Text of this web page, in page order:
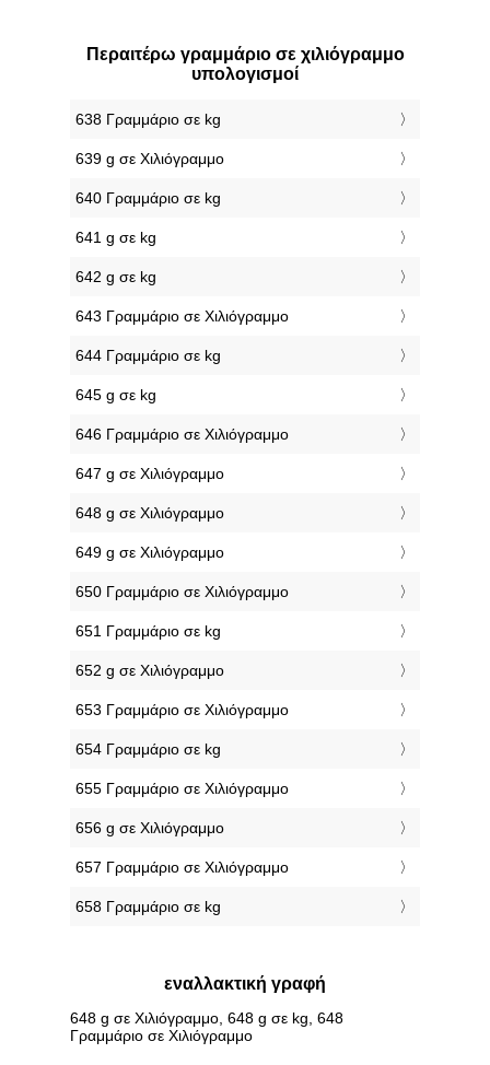
Περαιτέρω γραμμάριο σε χιλιόγραμμο
υπολογισμοί
638 Γραμμάριο σε kg
639 g σε Χιλιόγραμμο
640 Γραμμάριο σε kg
641 g σε kg
642 g σε kg
643 Γραμμάριο σε Χιλιόγραμμο
644 Γραμμάριο σε kg
645 g σε kg
646 Γραμμάριο σε Χιλιόγραμμο
647 g σε Χιλιόγραμμο
648 g σε Χιλιόγραμμο
649 g σε Χιλιόγραμμο
650 Γραμμάριο σε Χιλιόγραμμο
651 Γραμμάριο σε kg
652 g σε Χιλιόγραμμο
653 Γραμμάριο σε Χιλιόγραμμο
654 Γραμμάριο σε kg
655 Γραμμάριο σε Χιλιόγραμμο
656 g σε Χιλιόγραμμο
657 Γραμμάριο σε Χιλιόγραμμο
658 Γραμμάριο σε kg
εναλλακτική γραφή
648 g σε Χιλιόγραμμο, 648 g σε kg, 648
Γραμμάριο σε Χιλιόγραμμο